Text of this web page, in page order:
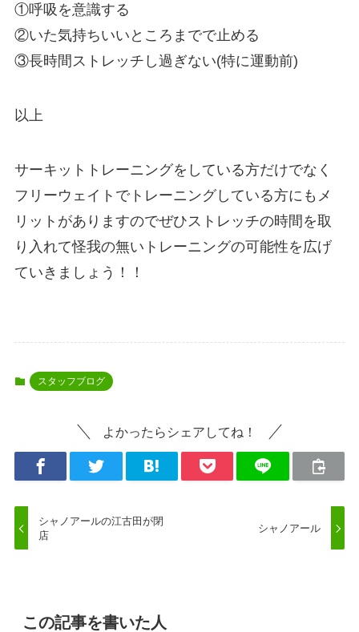
①呼吸を意識する
②いた気持ちいいところまでで止める
③長時間ストレッチし過ぎない(特に運動前)
以上
サーキットトレーニングをしている方だけでなく
フリーウェイトでトレーニングしている方にもメ
リットがありますのでぜひストレッチの時間を取
り入れて怪我の無いトレーニングの可能性を広げ
ていきましょう！！
スタッフブログ
よかったらシェアしてね！
シャノアールの江古田が閉
店
シャノアール
この記事を書いた人